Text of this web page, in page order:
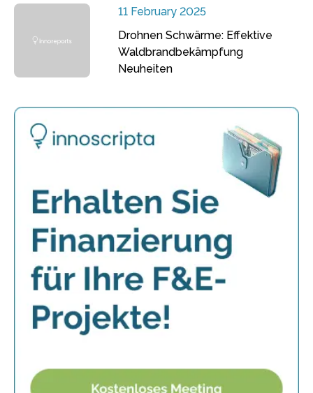
11 February 2025
Drohnen Schwärme: Effektive
Waldbrandbekämpfung
Neuheiten